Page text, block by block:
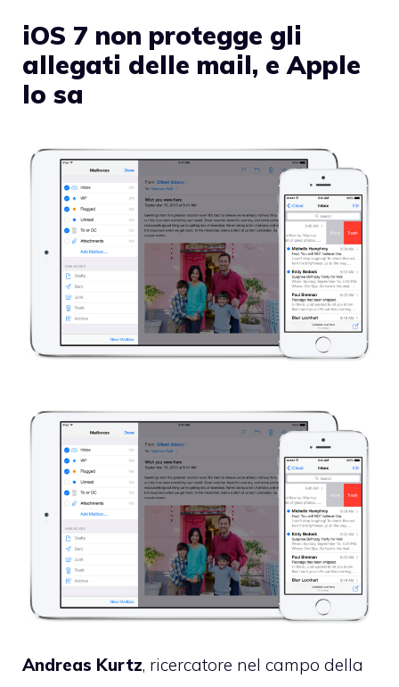
iOS 7 non protegge gli
allegati delle mail, e Apple
lo sa
Andreas Kurtz, ricercatore nel campo della